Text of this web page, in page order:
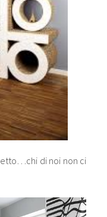
di noi non ci